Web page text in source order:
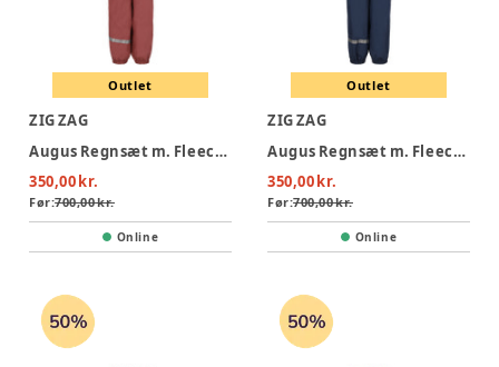
Outlet
ZIG ZAG
Augus Regnsæt m. Fleece - Apple Butter
350,00 kr.
Før:700,00 kr.
Online
Outlet
ZIG ZAG
Augus Regnsæt m. Fleece - Dark Denim
350,00 kr.
Før:700,00 kr.
Online